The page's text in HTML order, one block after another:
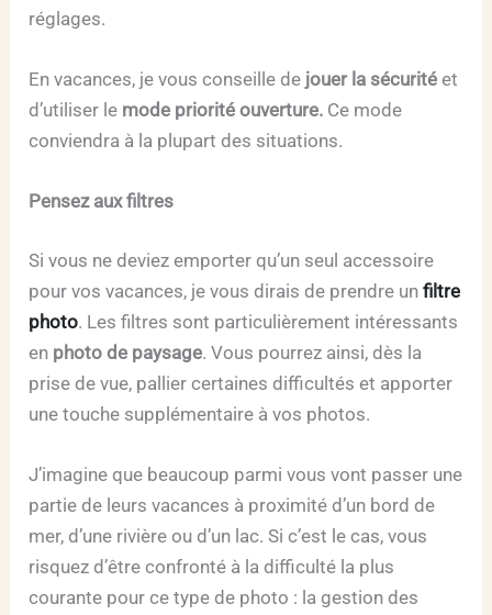
réglages.
En vacances, je vous conseille de jouer la sécurité et
d’utiliser le mode priorité ouverture. Ce mode
conviendra à la plupart des situations.
Pensez aux filtres
Si vous ne deviez emporter qu’un seul accessoire
pour vos vacances, je vous dirais de prendre unfiltre
photo. Les filtres sont particulièrement intéressants
en photo de paysage. Vous pourrez ainsi, dès la
prise de vue, pallier certaines difficultés et apporter
une touche supplémentaire à vos photos.
J’imagine que beaucoup parmi vous vont passer une
partie de leurs vacances à proximité d’un bord de
mer, d’une rivière ou d’un lac. Si c’est le cas, vous
risquez d’être confronté à la difficulté la plus
courante pour ce type de photo : la gestion des